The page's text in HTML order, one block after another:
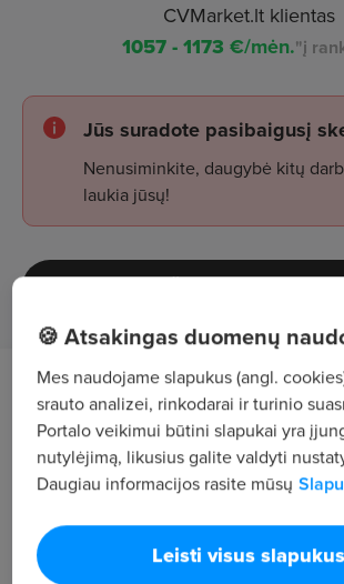
CVMarket.lt klientas
1057 - 1173 €/mėn."į
Jūs suradote pasibaigusį
Nenusiminkite, daugybė kitų
laukia jūsų!
Žiūrėti skelbimus
Tavęs laukia
inventoriaus, linijų ir įrangos
dezinfekavimas.
Registruokis arba susisiek su
42240
🍪 Atsakingas duomenų
Mes naudojame slapukus (angl.
srauto analizei, rinkodarai ir turinio
Portalo veikimui būtini slapukai yra
nutylėjimą, likusius galite valdyti
Daugiau informacijos rasite mūsų
Leisti visus slapukus